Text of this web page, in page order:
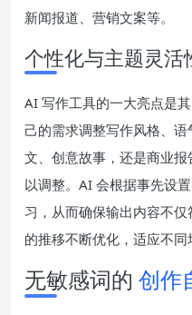
新闻报道、营销文案等。
个性化与主题灵活
AI 写作工具的一大亮点是其
己的需求调整写作风格、
文、创意故事，还是商业
以调整。AI 会根据事先设
习，从而确保输出内容不
的推移不断优化，适应不同
无敏感词的 创作